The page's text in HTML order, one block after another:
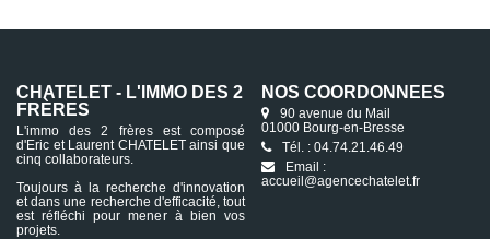
CHATELET - L'IMMO DES 2
FRÈRES
L'immo des 2 frères est composé
d'Eric et Laurent CHATELET ainsi que
cinq collaborateurs.
Toujours à la recherche d'innovation
et dans une recherche d'efficacité, tout
est réfléchi pour mener à bien vos
projets.
NOS COORDONNÉES
90 avenue du Mail
01000 Bourg-en-Bresse
Tél. : 04.74.21.46.49
Email :
accueil@agencechatelet.fr